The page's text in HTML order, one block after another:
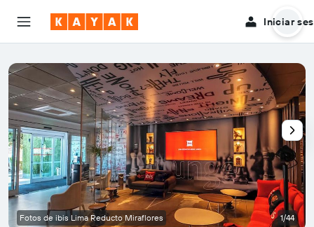
Iniciar
Fotos de ibis Lima Reducto Miraflores 1/44